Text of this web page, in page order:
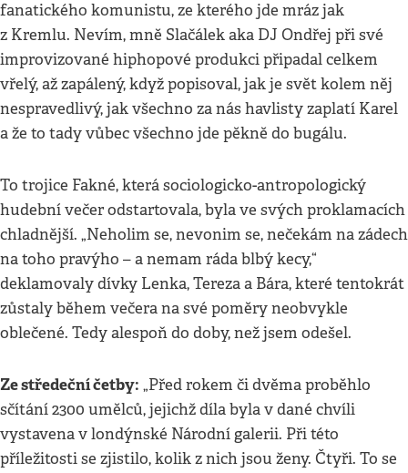
fanatického komunistu, ze kterého jde mráz jak
z Kremlu. Nevím, mně Slačálek aka DJ Ondřej při své
improvizované hiphopové produkci připadal celkem
vřelý, až zapálený, když popisoval, jak je svět kolem něj
nespravedlivý, jak všechno za nás havlisty zaplatí Karel
a že to tady vůbec všechno jde pěkně do bugálu.
To trojice Fakné, která sociologicko-antropologický
hudební večer odstartovala, byla ve svých proklamacích
chladnější. „Neholim se, nevonim se, nečekám na zádech
na toho pravýho – a nemam ráda blbý kecy,“
deklamovaly dívky Lenka, Tereza a Bára, které tentokrát
zůstaly během večera na své poměry neobvykle
oblečené. Tedy alespoň do doby, než jsem odešel.
Ze středeční četby: „Před rokem či dvěma proběhlo
sčítání 2300 umělců, jejichž díla byla v dané chvíli
vystavena v londýnské Národní galerii. Při této
příležitosti se zjistilo, kolik z nich jsou ženy. Čtyři. To se